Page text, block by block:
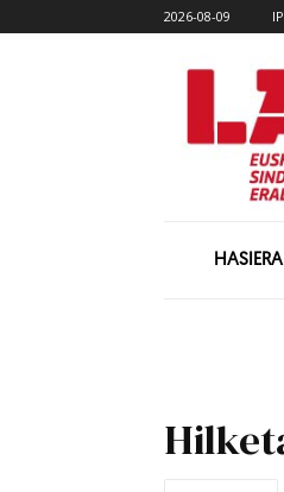
2026-08-09
HASIERA